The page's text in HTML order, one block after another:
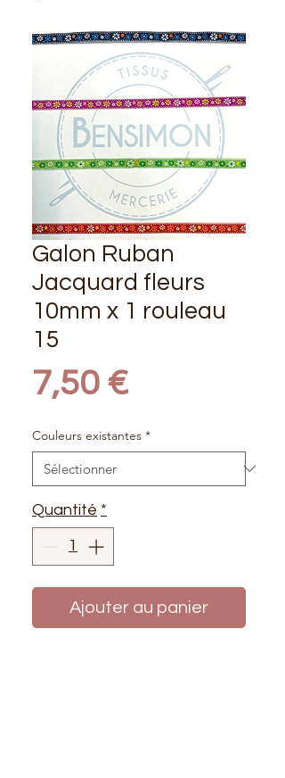
Galon Ruban
Jacquard fleurs
10mm x 1 rouleau
15
7,50 €Prix
Couleurs existantes *
Quantité *
Ajouter au panier